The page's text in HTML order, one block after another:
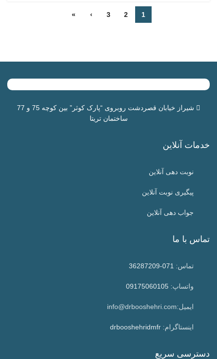
1
2
3
›
»
دسترسی سریع
تماس با ما
تماس: 071-36287209
واتساپ: 09175060105
ایمیل:info@drbooshehri.com
اینستاگرام: drbooshehridmfr
خدمات آنلاین
نوبت دهی آنلاین
پیگیری نوبت آنلاین
جواب دهی آنلاین
شیراز خیابان قصردشت روبروی “پارک کوثر
” بین کوچه 75 و 77
ساختمان تریتا